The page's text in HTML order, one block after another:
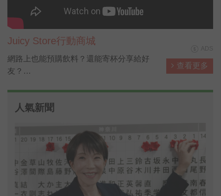
Juicy Store行動商城
網路上也能預購飲料？還能寄杯分享給好
友？
手搖飲料，根據資料顯示，台灣人1年就喝
勵手搖飲料業者，能將台灣在地水果納入原
料之一，促進水果消費及加值運用，今（9
日）特別舉辦「台灣水果手搖飲料比賽」，
以國產香蕉、紅龍果為主要原料開發新飲
品，分兩階段
查看更多
人氣新聞